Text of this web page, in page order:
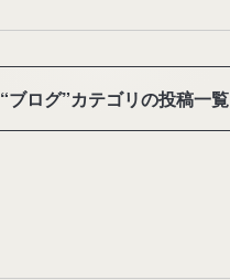
“ブログ”カテゴリの投稿一覧